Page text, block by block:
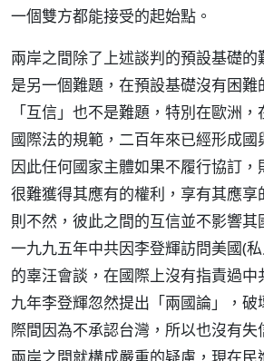
一個雙方都能接受的起始點。
兩岸之間除了上述談判的預設基礎的
是另一個難題，在預設基礎沒有困難
「互信」也不是難題，特別在歐洲
國際法的規範，二百年來已經形成國
因此任何國家主體如果不履行協訂，
很難獲得其應有的權利，享有其應享
則不然，彼此之間的互信並不影響其
一九九五年中共因李登輝訪問美國(
的辜汪會談，在國際上沒有指責過
九年李登輝忽然提出「兩國論」，破
際間因為不承認台灣，所以也沒有失